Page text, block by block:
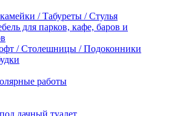
/ Табуреты / Стулья
для парков, кафе, баров и
/ Столешницы / Подоконники
работы
дачный туалет